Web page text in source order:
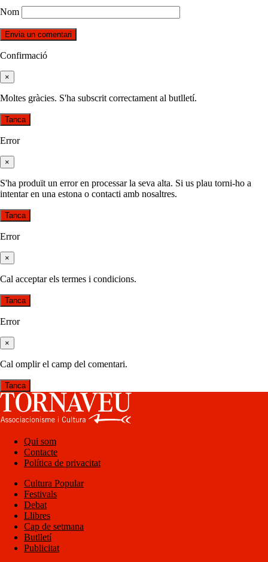
Nom
Confirmació
×
Moltes gràcies. S'ha subscrit correctament al butlletí.
Tanca
Error
×
S'ha produït un error en processar la seva alta. Si us plau torni-ho a
intentar en una estona o contacti amb nosaltres.
Tanca
Error
×
Cal acceptar els termes i condicions.
Tanca
Error
×
Cal omplir el camp del comentari.
Tanca
Qui som
Contacte
Política de privacitat
Cultura Popular
Festivals
Debat
Llibres
Cap de setmana
Butlletí
Publicitat